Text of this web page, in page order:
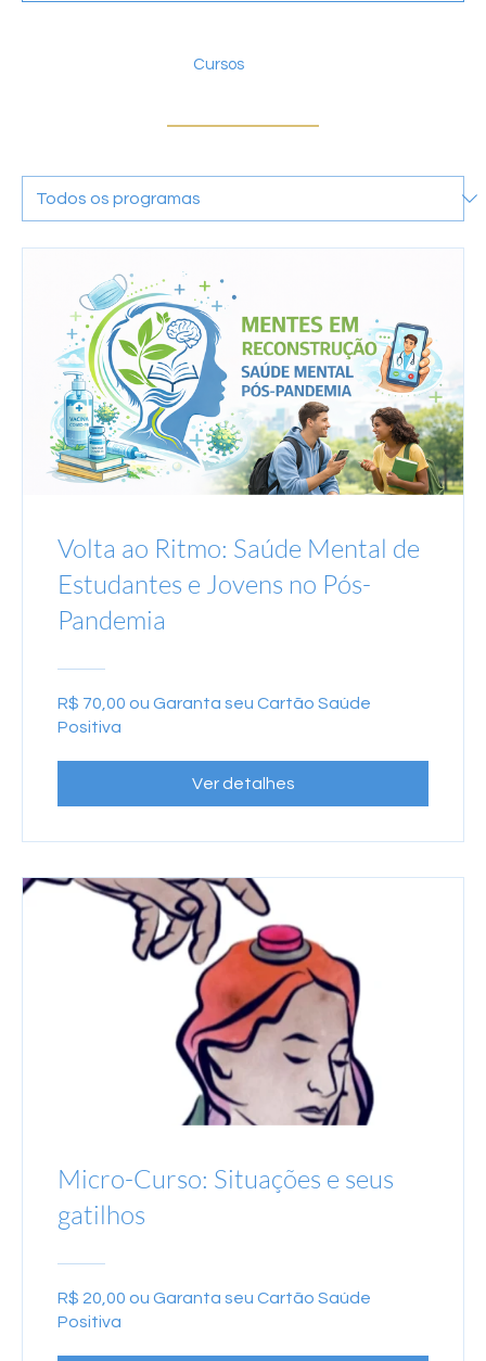
Cursos
Volta ao Ritmo: Saúde Mental de
Estudantes e Jovens no Pós-
Pandemia
R$ 70,00 ou Garanta seu Cartão Saúde
Positiva
Ver detalhes
Micro-Curso: Situações e seus
gatilhos
R$ 20,00 ou Garanta seu Cartão Saúde
Positiva